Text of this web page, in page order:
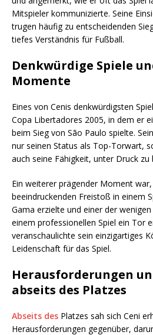
Mitspieler kommunizierte. Seine
trugen häufig zu entscheidenden
tiefes Verständnis für Fußball.
Denkwürdige Spiele
Momente
Eines von Cenis denkwürdigsten
Copa Libertadores 2005, in dem er
beim Sieg von São Paulo spielte.
nur seinen Status als Top-Torwart,
auch seine Fähigkeit, unter Druck zu
Ein weiterer prägender Moment
beeindruckenden Freistoß in einem
Gama erzielte und einer der
einem professionellen Spiel ein Tor
veranschaulichte sein einzigartiges
Leidenschaft für das Spiel.
Herausforderungen
abseits des Platzes
Abseits des Platzes sah sich Ceni
Herausforderungen gegenüber,